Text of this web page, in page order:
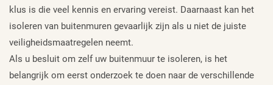
klus is die veel kennis en ervaring vereist. Daarnaast kan het
isoleren van buitenmuren gevaarlijk zijn als u niet de juiste
veiligheidsmaatregelen neemt.
Als u besluit om zelf uw buitenmuur te isoleren, is het
belangrijk om eerst onderzoek te doen naar de verschillende